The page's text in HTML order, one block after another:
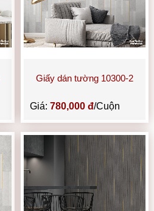
Giấy dán tường 10300-2
Giá: 780,000 đ/Cuộn